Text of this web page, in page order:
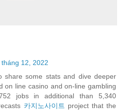
12, 2022
share some stats and dive deeper
on line casino and on-line gambling
jobs in additional than 5,340
카지노사이트 project that the